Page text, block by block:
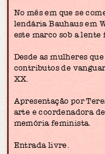
No mês em que se
lendária Bauhaus em
este marco sob a lente
Desde as mulheres
contributos de
XX.
Apresentação por
arte e coordenadora
memória feminista.
Entrada livre.